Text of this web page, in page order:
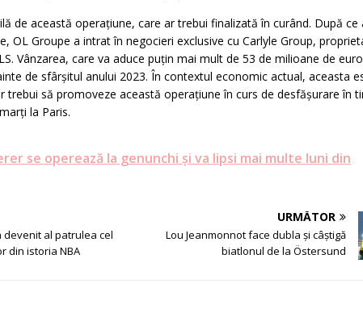
de această operațiune, care ar trebui finalizată în curând. După ce
OL Groupe a intrat în negocieri exclusive cu Carlyle Group,
Vânzarea, care va aduce puțin mai mult de 53 de milioane de
de sfârșitul anului 2023. În contextul economic actual, aceasta
trebui să promoveze această operațiune în curs de desfășurare în
la Paris.
se operează la genunchi şi va lipsi mai multe luni din
devenit al patrulea cel
din istoria NBA
URMĂTOR
Lou Jeanmonnot face dubla și câștigă
biatlonul de la Östersund